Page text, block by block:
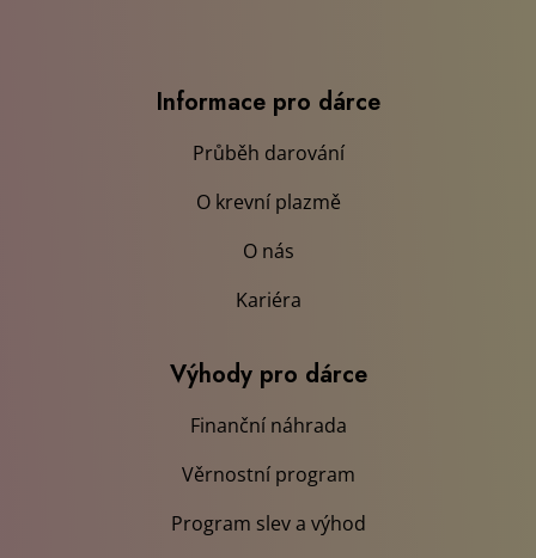
Informace pro dárce
Průběh darování
O krevní plazmě
O nás
Kariéra
Výhody pro dárce
Finanční náhrada
Věrnostní program
Program slev a výhod